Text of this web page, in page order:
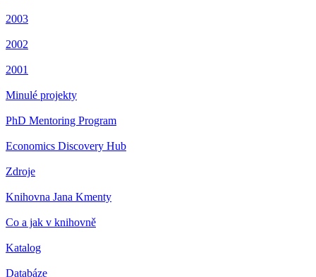
2003
2002
2001
Minulé projekty
PhD Mentoring Program
Economics Discovery Hub
Zdroje
Knihovna Jana Kmenty
Co a jak v knihovně
Katalog
Databáze